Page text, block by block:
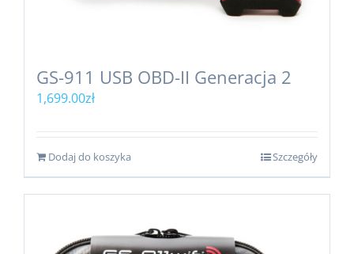
GS-911 USB OBD-II Generacja 2
1,699.00zł
Dodaj do koszyka Szczegóły